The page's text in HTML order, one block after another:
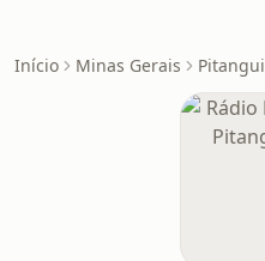
Início Minas Gerais Pitangui